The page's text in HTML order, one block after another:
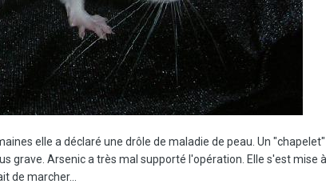
elle a déclaré une drôle de maladie de peau. Un
grave. Arsenic a très mal supporté l'opération. Elle s'est mise
de marcher...